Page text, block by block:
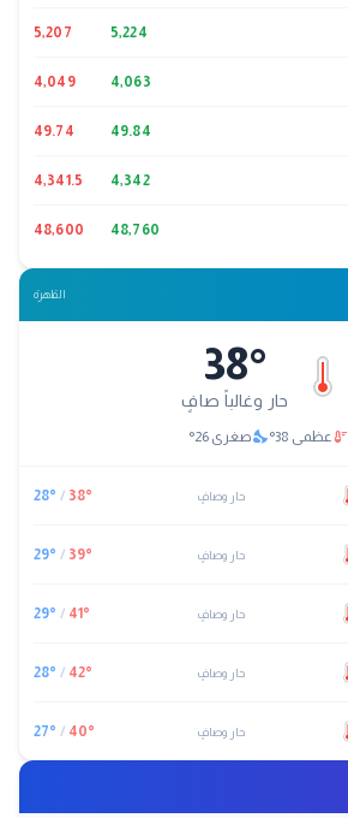
5,224
5,207
4,063
4,049
49.84
49.74
4,342
4,341.5
48,760
48,600
القاهرة
38°
حار وغالباً صافٍ
thermostatعظمى 38
°
nights_stayصغرى 26
°
حار وصافٍ 38°
/
28°
حار وصافٍ 39°
/
29°
حار وصافٍ 41°
/
29°
حار وصافٍ 42°
/
28°
حار وصافٍ 40°
/
27°